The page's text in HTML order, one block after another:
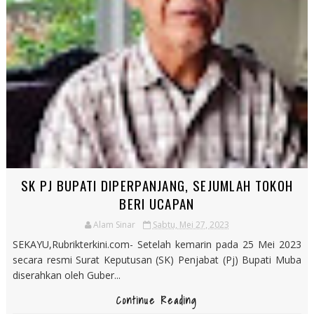
SK PJ BUPATI DIPERPANJANG, SEJUMLAH TOKOH
BERI UCAPAN
Alam Sinar Sabtu, Mei 27, 2023
SEKAYU,Rubrikterkini.com- Setelah kemarin pada 25 Mei 2023
secara resmi Surat Keputusan (SK) Penjabat (Pj) Bupati Muba
diserahkan oleh Guber...
Continue Reading